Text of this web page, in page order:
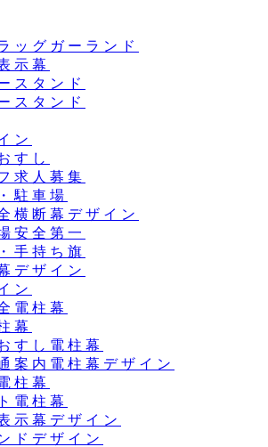
ッグガーランド
示幕
スタンド
スタンド
ン
すし
求人募集
駐車場
横断幕デザイン
安全第一
手持ち旗
デザイン
ン
電柱幕
幕
すし電柱幕
案内電柱幕デザイン
柱幕
電柱幕
示幕デザイン
ドデザイン